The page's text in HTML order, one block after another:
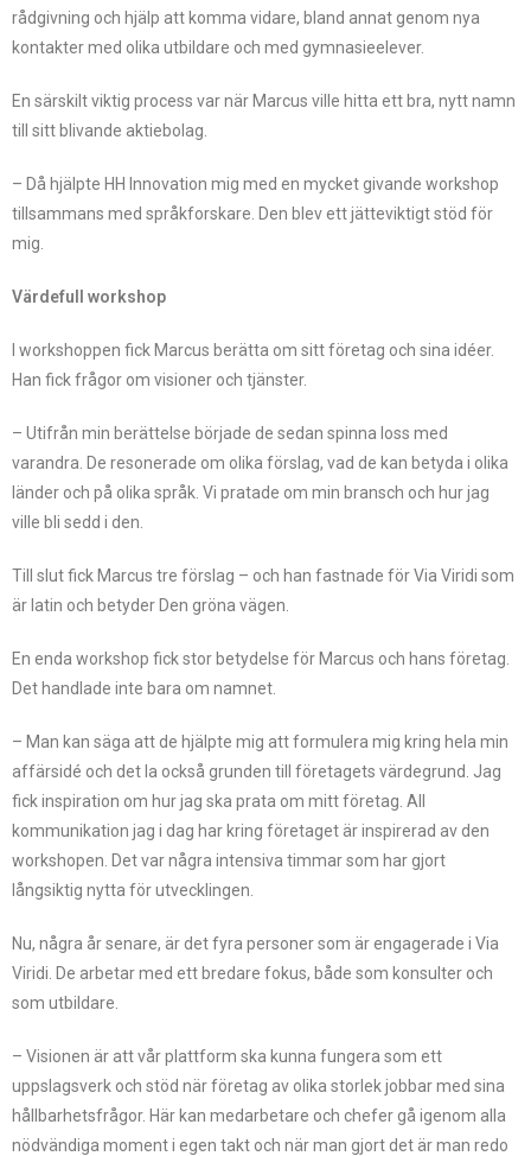
rådgivning och hjälp att komma vidare, bland annat genom nya
kontakter med olika utbildare och med gymnasieelever.
En särskilt viktig process var när Marcus ville hitta ett bra, nytt namn
till sitt blivande aktiebolag.
– Då hjälpte HH Innovation mig med en mycket givande workshop
tillsammans med språkforskare. Den blev ett jätteviktigt stöd för
mig.
Värdefull workshop
I workshoppen fick Marcus berätta om sitt företag och sina idéer.
Han fick frågor om visioner och tjänster.
– Utifrån min berättelse började de sedan spinna loss med
varandra. De resonerade om olika förslag, vad de kan betyda i olika
länder och på olika språk. Vi pratade om min bransch och hur jag
ville bli sedd i den.
Till slut fick Marcus tre förslag – och han fastnade för Via Viridi som
är latin och betyder Den gröna vägen.
En enda workshop fick stor betydelse för Marcus och hans företag.
Det handlade inte bara om namnet.
– Man kan säga att de hjälpte mig att formulera mig kring hela min
affärsidé och det la också grunden till företagets värdegrund. Jag
fick inspiration om hur jag ska prata om mitt företag. All
kommunikation jag i dag har kring företaget är inspirerad av den
workshopen. Det var några intensiva timmar som har gjort
långsiktig nytta för utvecklingen.
Nu, några år senare, är det fyra personer som är engagerade i Via
Viridi. De arbetar med ett bredare fokus, både som konsulter och
som utbildare.
– Visionen är att vår plattform ska kunna fungera som ett
uppslagsverk och stöd när företag av olika storlek jobbar med sina
hållbarhetsfrågor. Här kan medarbetare och chefer gå igenom alla
nödvändiga moment i egen takt och när man gjort det är man redo